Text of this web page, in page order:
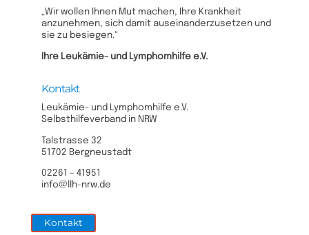
„Wir wollen Ihnen Mut machen, Ihre Krankheit
anzunehmen, sich damit auseinanderzusetzen und
sie zu besiegen.“
Ihre Leukämie- und Lymphomhilfe e.V.​
Kontakt
Leukämie- und Lymphomhilfe e.V.
Selbsthilfeverband in NRW
Talstrasse 32
51702 Bergneustadt
02261 – 41951
info@llh-nrw.de
Kontakt